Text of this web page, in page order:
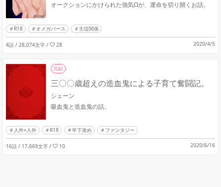
オークションにかけられた強気Ωが、運命を切り開くお話。
R18 オメガバース 主従関係
4話 / 28,074文字 / 28 2020/4/5
完結
三〇〇歳超えの造血鬼による子育て奮闘記。
シェーン
吸血鬼と造血鬼の話。
人外×人外 R18 年下攻め ファンタジー
16話 / 17,669文字 / 10 2020/6/16